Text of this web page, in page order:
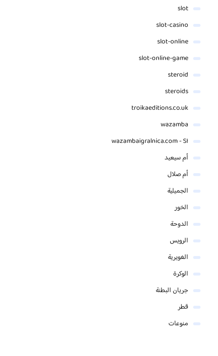
slot
slot-casino
slot-online
slot-online-game
steroid
steroids
troikaeditions.co.uk
wazamba
wazambaigralnica.com - SI
أم سيعيد
أم صلال
الجميلية
الخور
الدوحة
الرويس
الغويرية
الوكرة
جريان البطنة
قطر
منوعات